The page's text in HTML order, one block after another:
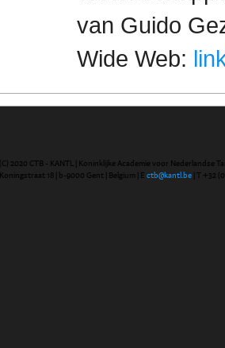
van Guido
Wide Web:
(C) 2020 CTB - KANTL | Koninklijke Academie voor Nederlandse
Koningstraat 18 | b-9000 Gent | Belgium | E ctb@kantl.be | T +32